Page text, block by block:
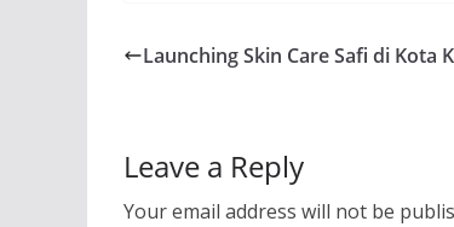
Launching Skin Care Safi di Kota
Leave a Reply
Your email address will not be